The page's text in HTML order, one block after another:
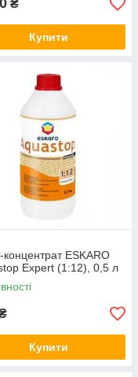
₴
Купити
концентрат ESKARO
Expert (1:12), 0,5 л
Купити